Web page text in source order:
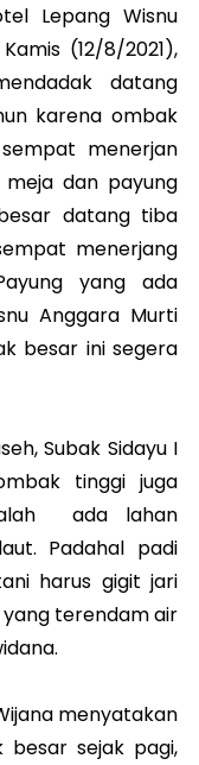
Lepang Wisnu
(12/8/2021),
datang
karena ombak
menerjan
dan payung
datang tiba
menerjang
yang ada
Anggara Murti
besar ini segera
Subak Sidayu I
tinggi juga
ada lahan
Padahal padi
harus gigit jari
yang terendam air
menyatakan
besar sejak pagi,